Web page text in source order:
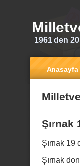
1961'den
Anasayfa
Şırnak
Şırnak 19
Şırnak